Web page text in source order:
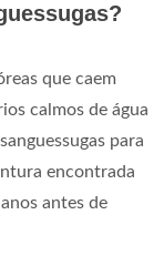
que caem
calmos de água
para
encontrada
antes de